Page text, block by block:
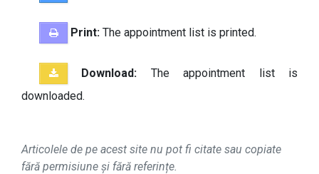
Print: The appointment list is printed.
Download: The appointment list is
downloaded.
Articolele de pe acest site nu pot fi citate sau copiate
fără permisiune și fără referințe.